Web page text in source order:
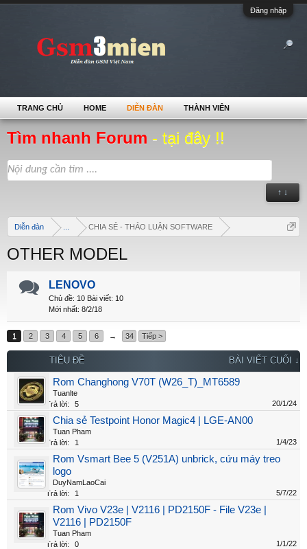
Đăng nhập
Tìm nhanh Forum - tại đây !!
↑ ↓
Diễn đàn CHIA SẺ - THẢO LUẬN SOFTWARE
OTHER MODEL
LENOVO
Chủ đề: 10 Bài viết: 10
8/2/18
1 2 3 4 5 6 → 34 Tiếp >
TIÊU ĐỀ BÀI VIẾT CUỐI ↓
Rom Changhong V70T (W26_T)_MT6589
Tuanlte
Trả lời:
5 20/1/24
Chia sẻ Testpoint Honor Magic4 | LGE-AN00
Tuan Pham
Trả lời:
1 1/4/23
Rom Vsmart Bee 5 (V251A) unbrick, cứu máy treo
logo
DuyNamLaoCai
Trả lời:
1 5/7/22
Rom Vivo V23e | V2116 | PD2150F - File V23e |
V2116 | PD2150F
Tuan Pham
Trả lời:
0 1/1/22
TRANG CHỦ HOME DIỄN ĐÀN THÀNH VIÊN